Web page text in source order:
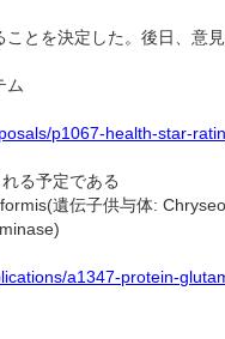
とを決定した。後日、意
ム
p1067-health-star-
る予定である
遺伝子供与体:
a1347-protein-